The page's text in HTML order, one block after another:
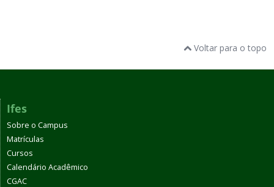
Voltar para o topo
Ifes
Sobre o Campus
Matrículas
Cursos
Calendário Acadêmico
CGAC